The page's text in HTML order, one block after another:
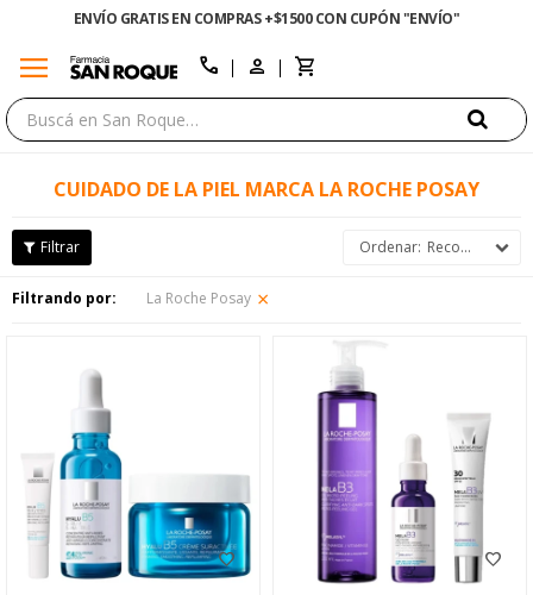
ENVÍO GRATIS EN COMPRAS +$1500 CON CUPÓN "ENVÍO"
menu call
CUIDADO DE LA PIEL MARCA LA ROCHE POSAY
Recomendados
Filtrando por: La Roche Posay
close